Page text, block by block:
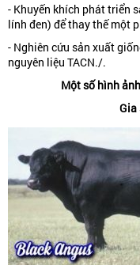
- Khuyến khích phát triển
lính đen) để thay thế một
- Nghiên cứu sản xuất
nguyên liệu TACN./.
Một số hình
Gia